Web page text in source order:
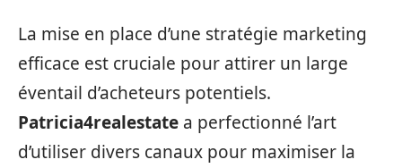
La mise en place d’une stratégie marketing
efficace est cruciale pour attirer un large
éventail d’acheteurs potentiels.
Patricia4realestate a perfectionné l’art
d’utiliser divers canaux pour maximiser la